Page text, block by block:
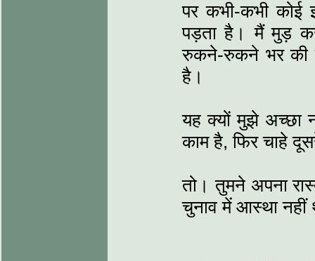
पर कभी-कभी कोई
पड़ता है। मैं मुड़
रुकने-रुकने भर की
है।
यह क्यों मुझे अच्छा
काम है, फिर चाहे
तो। तुमने अपना
चुनाव में आस्था नहीं